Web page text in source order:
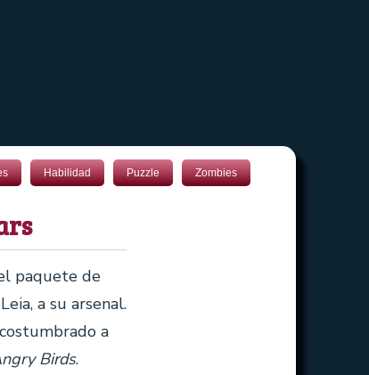
Habilidad Puzzle Zombies
paquete de
a su arsenal.
a
Birds.